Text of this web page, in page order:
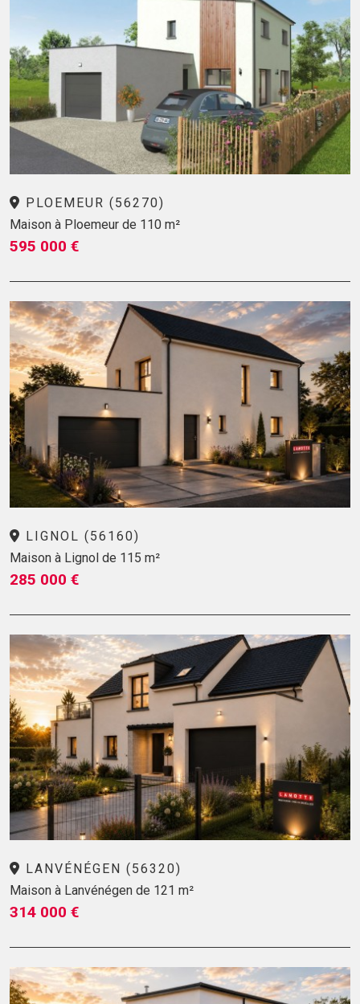
PLOEMEUR (56270)
Maison à Ploemeur de 110 m²
595 000 €
LIGNOL (56160)
Maison à Lignol de 115 m²
285 000 €
LANVÉNÉGEN (56320)
Maison à Lanvénégen de 121 m²
314 000 €